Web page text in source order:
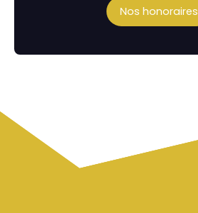
Nos honoraires